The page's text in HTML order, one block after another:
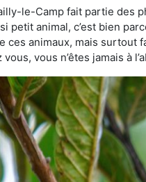
le-Camp fait partie des
petit animal, c’est bien
ces animaux, mais surtout
vous n’êtes jamais à